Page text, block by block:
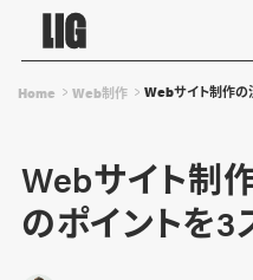
Home Web制作 Webサイト制作の
Webサイト制
のポイントを3